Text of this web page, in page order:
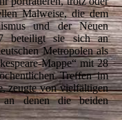
Malweise, die dem
und der Neuen
beteiligt sie sich an
Metropolen als
Mappe“ mit 28
Treffen im
zeugte von vielfältigen
an denen die beiden